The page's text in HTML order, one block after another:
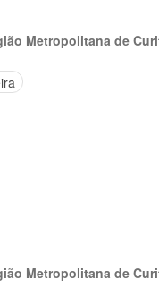
Metropolitana de
Metropolitana de